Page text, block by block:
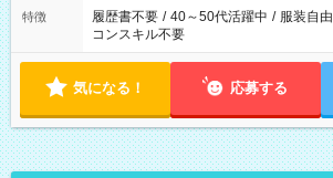
特徴 履歴書不要 / 40～50代活躍中 / 服装自由
コンスキル不要
気になる！ 応募する